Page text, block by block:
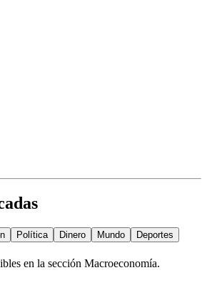
Política Dinero Mundo
Deportes
en la sección Macroeconomía.